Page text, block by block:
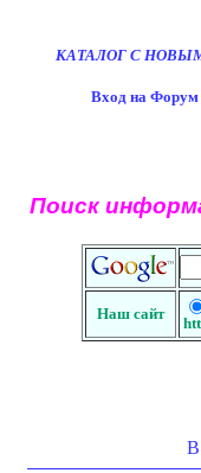
КАТАЛОГ С
Вход на Форум
Поиск
Наш сайт
В